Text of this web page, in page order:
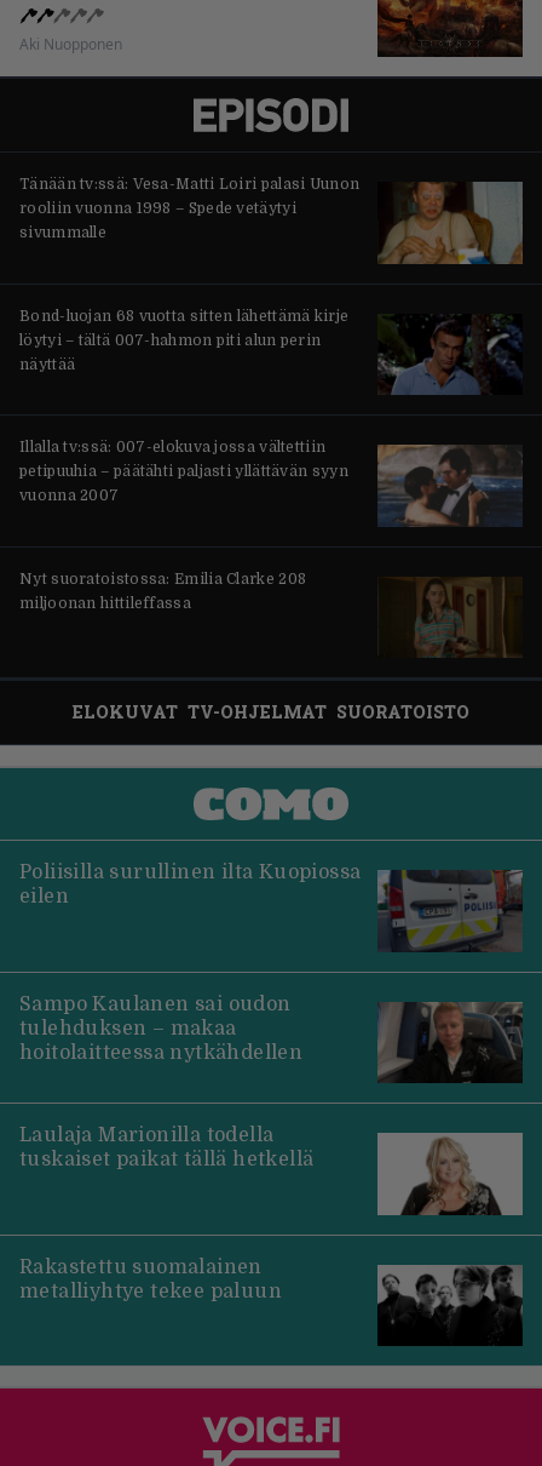
Aki Nuopponen
Tänään tv:ssä: Vesa-Matti Loiri palasi Uunon
rooliin vuonna 1998 – Spede vetäytyi
sivummalle
Bond-luojan 68 vuotta sitten lähettämä kirje
löytyi – tältä 007-hahmon piti alun perin
näyttää
Illalla tv:ssä: 007-elokuva jossa vältettiin
petipuuhia – päätähti paljasti yllättävän syyn
vuonna 2007
Nyt suoratoistossa: Emilia Clarke 208
miljoonan hittileffassa
ELOKUVAT TV-OHJELMAT SUORATOISTO
Poliisilla surullinen ilta Kuopiossa
eilen
Sampo Kaulanen sai oudon
tulehduksen – makaa
hoitolaitteessa nytkähdellen
Laulaja Marionilla todella
tuskaiset paikat tällä hetkellä
Rakastettu suomalainen
metalliyhtye tekee paluun